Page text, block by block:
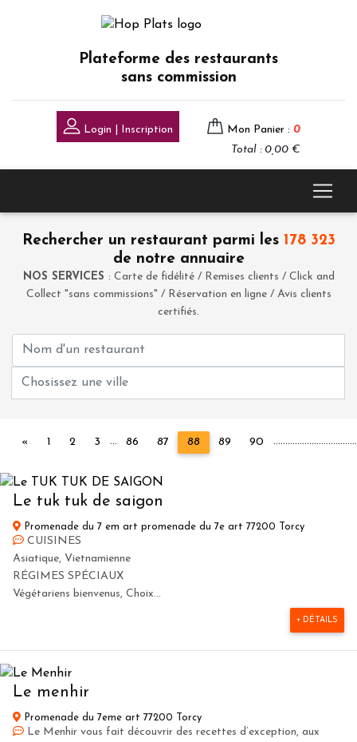
Plateforme des restaurants
sans commission
Login | Inscription Mon Panier : 0
Total : 0,00 €
Rechercher un restaurant parmi les 178 323
de notre annuaire
NOS SERVICES : Carte de fidélité / Remises clients / Click and
Collect "sans commissions" / Réservation en ligne / Avis clients
certifiés.
« Précédent
1 2 3 ... 86 87 88 89 90 .................................
Le tuk tuk de saigon
Promenade du 7 em art promenade du 7e art 77200 Torcy
CUISINES
Asiatique, Vietnamienne
RÉGIMES SPÉCIAUX
Végétariens bienvenus, Choix...
+ DÉTAILS
Le menhir
Promenade du 7eme art 77200 Torcy
Le Menhir vous fait découvrir des recettes d’exception, aux